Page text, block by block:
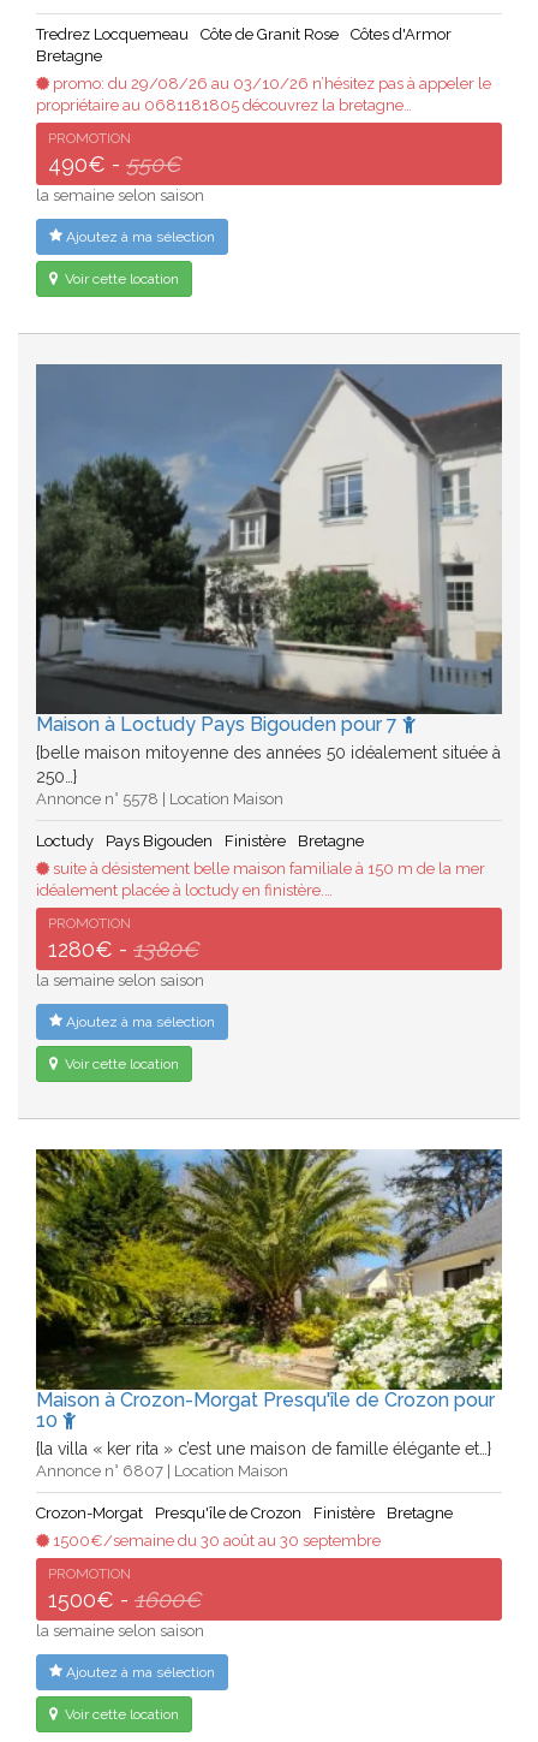
Tredrez Locquemeau Côte de Granit Rose
Côtes d'Armor
Bretagne
promo: du 29/08/26 au 03/10/26 n’hésitez pas à appeler le
propriétaire au 0681181805 découvrez la bretagne…
PROMOTION
490€ - 550€
la semaine selon saison
Ajoutez à ma sélection
Voir cette location
Maison à Loctudy Pays Bigouden pour 7
{belle maison mitoyenne des années 50 idéalement située à
250…}
Annonce n° 5578 | Location Maison
Loctudy Pays Bigouden Finistère
Bretagne
suite à désistement belle maison familiale à 150 m de la mer
idéalement placée à loctudy en finistère.…
PROMOTION
1280€ - 1380€
la semaine selon saison
Ajoutez à ma sélection
Voir cette location
Maison à Crozon-Morgat Presqu'île de Crozon pour
10
{la villa « ker rita » c’est une maison de famille élégante et…}
Annonce n° 6807 | Location Maison
Crozon-Morgat Presqu'île de Crozon Finistère
Bretagne
1500€/semaine du 30 août au 30 septembre
PROMOTION
1500€ - 1600€
la semaine selon saison
Ajoutez à ma sélection
Voir cette location